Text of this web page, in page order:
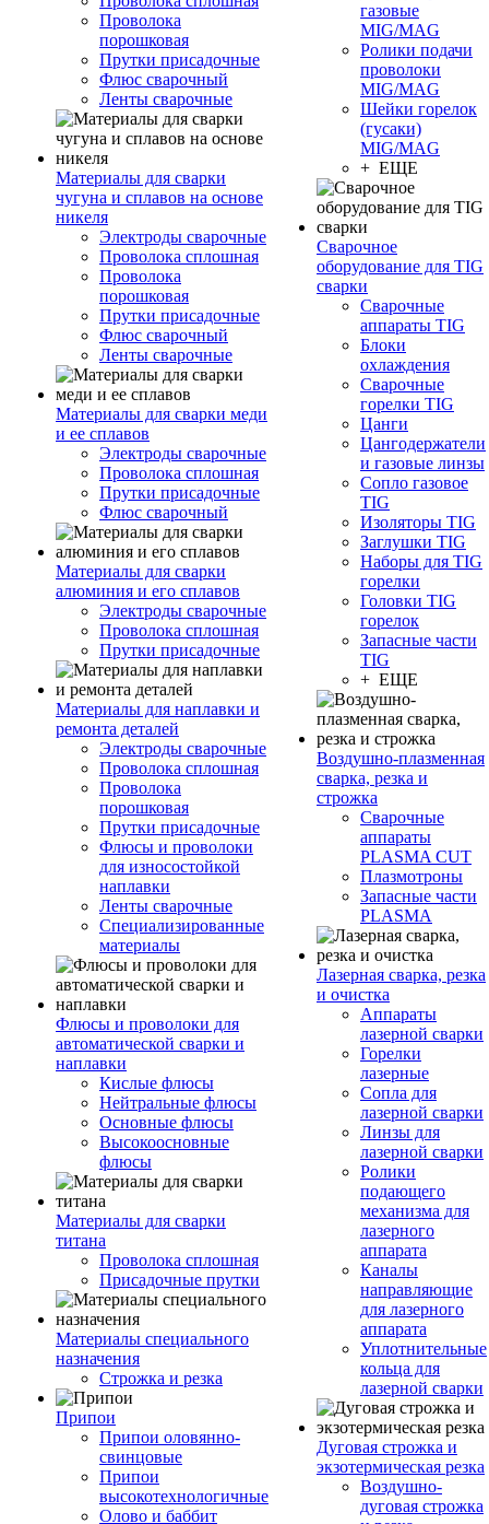
Проволока
порошковая
Прутки присадочные
Флюс сварочный
Ленты сварочные
Материалы для сварки
чугуна и сплавов на основе
никеля
Электроды сварочные
Проволока сплошная
Проволока
порошковая
Прутки присадочные
Флюс сварочный
Ленты сварочные
Материалы для сварки меди
и ее сплавов
Электроды сварочные
Проволока сплошная
Прутки присадочные
Флюс сварочный
Материалы для сварки
алюминия и его сплавов
Электроды сварочные
Проволока сплошная
Прутки присадочные
Материалы для наплавки и
ремонта деталей
Электроды сварочные
Проволока сплошная
Проволока
порошковая
Прутки присадочные
Флюсы и проволоки
для износостойкой
наплавки
Ленты сварочные
Специализированные
материалы
Флюсы и проволоки для
автоматической сварки и
наплавки
Кислые флюсы
Нейтральные флюсы
Основные флюсы
Высокоосновные
флюсы
Материалы для сварки
титана
Проволока сплошная
Присадочные прутки
Материалы специального
назначения
Строжка и резка
Припои
Припои оловянно-
свинцовые
Припои
высокотехнологичные
Олово и баббит
газовые
MIG/MAG
Ролики подачи
проволоки
MIG/MAG
Шейки горелок
(гусаки)
MIG/MAG
+ ЕЩЕ
Сварочное
оборудование для TIG
сварки
Сварочные
аппараты TIG
Блоки
охлаждения
Сварочные
горелки TIG
Цанги
Цангодержатели
и газовые линзы
Сопло газовое
TIG
Изоляторы TIG
Заглушки TIG
Наборы для TIG
горелки
Головки TIG
горелок
Запасные части
TIG
+ ЕЩЕ
Воздушно-плазменная
сварка, резка и
строжка
Сварочные
аппараты
PLASMA CUT
Плазмотроны
Запасные части
PLASMA
Лазерная сварка, резка
и очистка
Аппараты
лазерной сварки
Горелки
лазерные
Сопла для
лазерной сварки
Линзы для
лазерной сварки
Ролики
подающего
механизма для
лазерного
аппарата
Каналы
направляющие
для лазерного
аппарата
Уплотнительные
кольца для
лазерной сварки
Дуговая строжка и
экзотермическая резка
Воздушно-
дуговая строжка